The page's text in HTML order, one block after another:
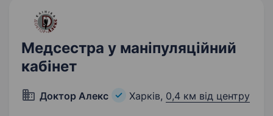
Графік роботи:…
Медсестра у маніпуляційний
кабінет
Доктор Алекс Харків, 0,4 км від центру